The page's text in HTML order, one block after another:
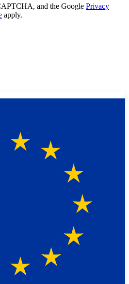
and the Google Privacy
apply.